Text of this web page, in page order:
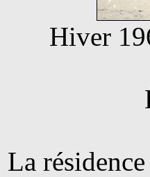
Hiver
La